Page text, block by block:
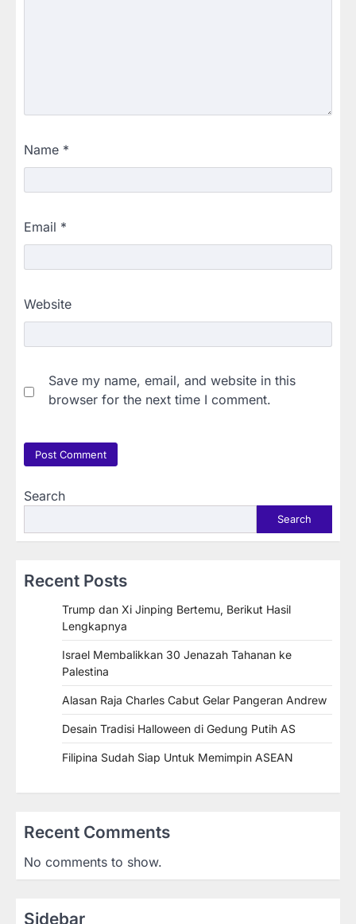
Name *
Email *
Website
Save my name, email, and website in this
browser for the next time I comment.
Search
Search
Recent Posts
Trump dan Xi Jinping Bertemu, Berikut Hasil
Lengkapnya
Israel Membalikkan 30 Jenazah Tahanan ke
Palestina
Alasan Raja Charles Cabut Gelar Pangeran Andrew
Desain Tradisi Halloween di Gedung Putih AS
Filipina Sudah Siap Untuk Memimpin ASEAN
Recent Comments
No comments to show.
Sidebar